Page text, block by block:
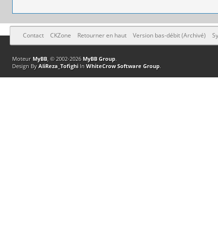
Contact CKZone Retourner en haut Version bas-débit (Archivé)
Moteur MyBB, © 2002-2026 MyBB Group.
Design By AliReza_TofighiIn WhiteCrow Software Group.